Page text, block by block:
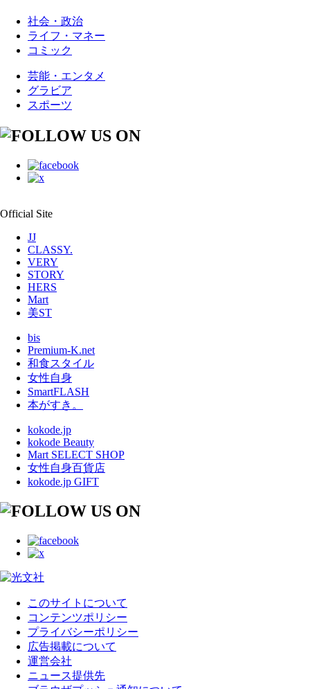
社会・政治
ライフ・マネー
コミック
芸能・エンタメ
グラビア
スポーツ
Official Site
JJ
CLASSY.
VERY
STORY
HERS
Mart
美ST
bis
Premium-K.net
和食スタイル
女性自身
SmartFLASH
本がすき。
kokode.jp
kokode Beauty
Mart SELECT SHOP
女性自身百貨店
kokode.jp GIFT
このサイトについて
コンテンツポリシー
プライバシーポリシー
広告掲載について
運営会社
ニュース提供先